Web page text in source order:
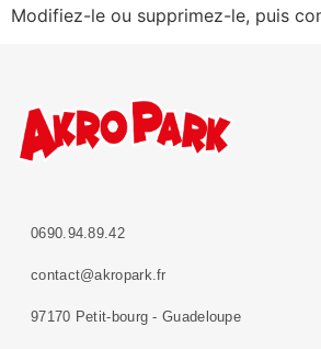
Modifiez-le ou supprimez-le, puis
0690.94.89.42
contact@akropark.fr
97170 Petit-bourg - Guadeloupe